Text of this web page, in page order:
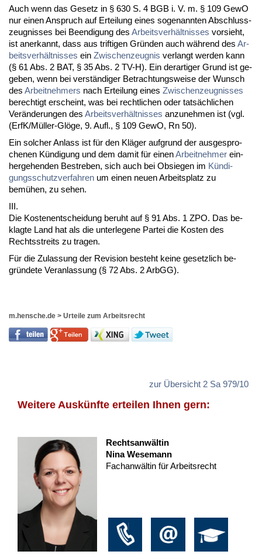
Auch wenn das Ge­setz in § 630 S. 4 BGB i. V. m. § 109 Ge­wO
nur ei­nen An­spruch auf Er­tei­lung ei­nes so­ge­nann­ten Ab­schluss­
zeug­nis­ses bei Be­en­di­gung des Ar­beits­verhält­nis­ses vor­sieht,
ist an­er­kannt, dass aus trif­ti­gen Gründen auch während des Ar­
beits­verhält­nis­ses ein Zwi­schen­zeug­nis ver­langt wer­den kann
(§ 61 Abs. 2 BAT, § 35 Abs. 2 TV-H). Ein der­ar­ti­ger Grund ist ge­
ge­ben, wenn bei verständi­ger Be­trach­tungs­wei­se der Wunsch
des Ar­beit­neh­mers nach Er­tei­lung ei­nes Zwi­schen­zeug­nis­ses
be­rech­tigt er­scheint, was bei recht­li­chen oder tatsächli­chen
Verände­run­gen des Ar­beits­verhält­nis­ses an­zu­neh­men ist (vgl.
(ErfK/Müller-Glöge, 9. Aufl., § 109 Ge­wO, Rn 50).
Ein sol­cher An­lass ist für den Kläger auf­grund der aus­ge­spro­
che­nen Kündi­gung und dem da­mit für ei­nenAr­beit­neh­mer ein­
her­ge­hen­den Be­stre­ben, sich auch bei Ob­sie­gen im Kündi­
gungs­schutz­ver­fah­ren um ei­nen neu­en Ar­beits­platz zu
bemühen, zu se­hen.
III.
Die Kos­ten­ent­schei­dung be­ruht auf § 91 Abs. 1 ZPO. Das be­
klag­te Land hat als die un­ter­le­ge­ne Par­tei die Kos­ten des
Rechts­streits zu tra­gen.
Für die Zu­las­sung der Re­vi­si­on be­steht kei­ne ge­setz­lich be­
gründe­te Ver­an­las­sung (§ 72 Abs. 2 ArbGG).
m.hensche.de > Urteile zum Arbeitsrecht
zur Übersicht 2 Sa 979/10
Weitere Auskünfte erteilen Ihnen gern:
Rechtsanwältin
Nina Wesemann
Fachanwältin für Arbeitsrecht